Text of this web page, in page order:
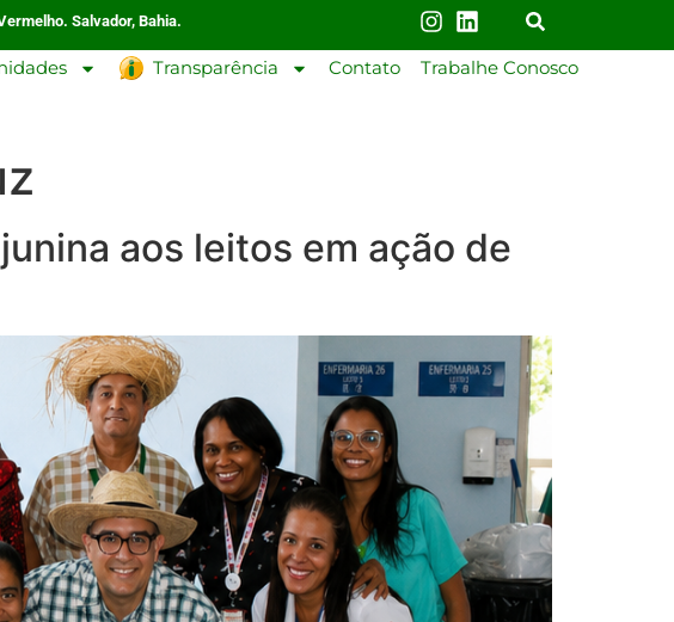
Salvador, Bahia.
Transparência Contato Trabalhe Conosco
aos leitos em ação de